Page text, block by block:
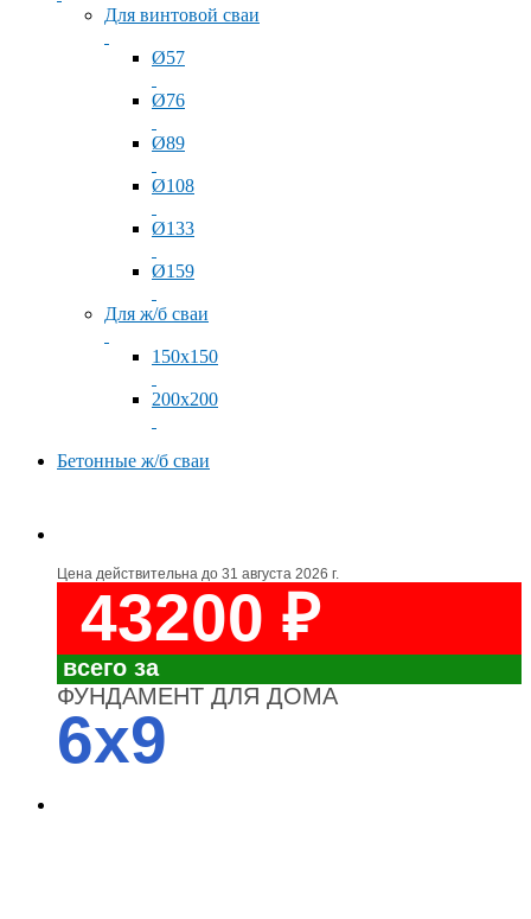
Для винтовой сваи
Ø57
Ø76
Ø89
Ø108
Ø133
Ø159
Для ж/б сваи
150x150
200x200
Бетонные ж/б сваи
Цена действительна до 31 августа 2026 г.
43200 ₽
всего за
ФУНДАМЕНТ ДЛЯ ДОМА
6x9